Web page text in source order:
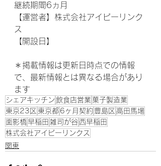
継続期間6ヵ月
【運営者】株式会社アイビーリンク
ス
【開設日】
＊掲載情報は更新日時点での情報
で、最新情報とは異なる場合があり
ます
シェアキッチン 飲食店営業 菓子製造業
東京23区 東京都 6ヶ月契約 豊島区 高田馬場
面影橋 早稲田 雑司が谷 西早稲田
株式会社アイビーリンクス
関東